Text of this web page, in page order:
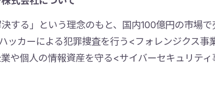
決する」という理念のもと、国内100億円の市場
ッカーによる犯罪捜査を行う<フォレンジクス
や個人の情報資産を守る<サイバーセキュリテ